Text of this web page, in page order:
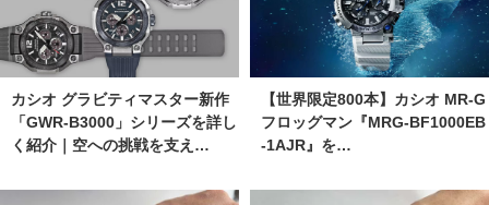
カシオ グラビティマスター新作
「GWR-B3000」シリーズを詳し
く紹介｜空への挑戦を支え…
【世界限定800本】カシオ MR-G
フロッグマン『MRG-BF1000EB
-1AJR』を…